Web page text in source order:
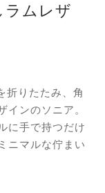
ラムレザ
折りたたみ、角
ンのソニア。
に手で持つだけ
ニマルな佇まい